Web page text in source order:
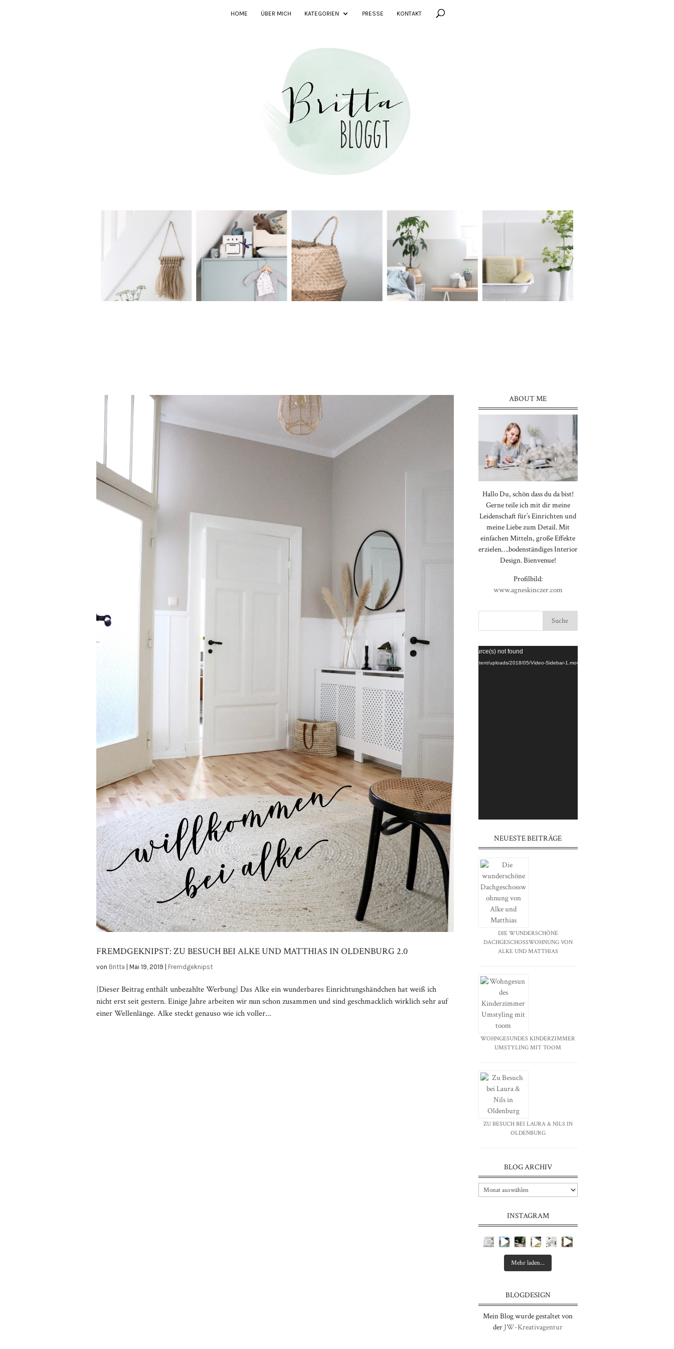
HOME ÜBER MICH KATEGORIEN PRESSE KONTAKT
FREMDGEKNIPST: ZU BESUCH BEI ALKE UND MATTHIAS IN OLDENBURG 2.0
von Britta Mai 19, 2019 Fremdgeknipst
{Dieser Beitrag enthält unbezahlte Werbung} Das Alke ein wunderbares Einrichtungshändchen hat weiß ich
nicht erst seit gestern. Einige Jahre arbeiten wir nun schon zusammen und sind geschmacklich wirklich sehr auf
einer Wellenlänge. Alke steckt genauso wie ich voller...
ABOUT ME
Hallo Du, schön dass du da bist!
Gerne teile ich mit dir meine
Leidenschaft für’s Einrichten und
meine Liebe zum Detail. Mit
einfachen Mitteln, große Effekte
erzielen….bodenständiges Interior
Design. Bienvenue!
Profilbild:
www.agneskinczer.com
Video-
Player
Media error: Format(s) not supported or source(s) not found
Datei herunterladen: https://brittabloggt.de/wp-content/uploads/2018/05/Video-Sidebar-1.mov
⠀⠀⠀⠀⠀⠀⠀⠀⠀⠀⠀⠀⠀⠀⠀⠀⠀⠀
⠀⠀⠀⠀⠀⠀⠀⠀⠀⠀⠀⠀⠀⠀⠀⠀⠀⠀
NEUESTE BEITRÄGE
DIE WUNDERSCHÖNE
DACHGESCHOSSWOHNUNG VON
ALKE UND MATTHIAS
WOHNGESUNDES KINDERZIMMER
UMSTYLING MIT TOOM
ZU BESUCH BEI LAURA & NILS IN
OLDENBURG
BLOG ARCHIV
INSTAGRAM
Mehr laden...
BLOGDESIGN
Mein Blog wurde gestaltet von
der JW-Kreativagentur